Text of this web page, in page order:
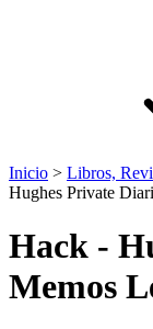
Inicio > Libros,
Hughes Private
Hack -
Memos